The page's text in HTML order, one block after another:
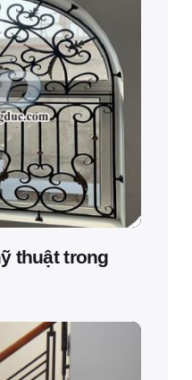
thuật trong